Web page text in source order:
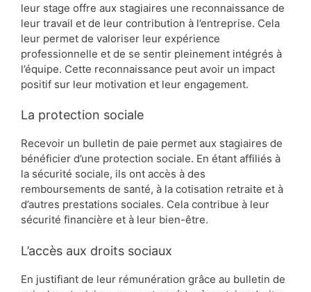
leur stage offre aux stagiaires une reconnaissance de
leur travail et de leur contribution à l’entreprise. Cela
leur permet de valoriser leur expérience
professionnelle et de se sentir pleinement intégrés à
l’équipe. Cette reconnaissance peut avoir un impact
positif sur leur motivation et leur engagement.
La protection sociale
Recevoir un bulletin de paie permet aux stagiaires de
bénéficier d’une protection sociale. En étant affiliés à
la sécurité sociale, ils ont accès à des
remboursements de santé, à la cotisation retraite et à
d’autres prestations sociales. Cela contribue à leur
sécurité financière et à leur bien-être.
L’accès aux droits sociaux
En justifiant de leur rémunération grâce au bulletin de